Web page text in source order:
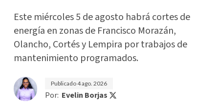
Este miércoles 5 de agosto habrá cortes de
energía en zonas de Francisco Morazán,
Olancho, Cortés y Lempira por trabajos de
mantenimiento programados.
Publicado4 ago. 2026
Por: Evelin Borjas